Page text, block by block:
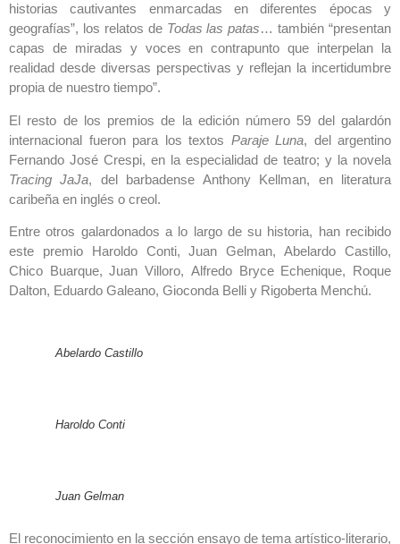
historias cautivantes enmarcadas en diferentes épocas y
geografías”, los relatos de Todas las patas… también “presentan
capas de miradas y voces en contrapunto que interpelan la
realidad desde diversas perspectivas y reflejan la incertidumbre
propia de nuestro tiempo”.
El resto de los premios de la edición número 59 del galardón
internacional fueron para los textos Paraje Luna, del argentino
Fernando José Crespi, en la especialidad de teatro; y la novela
Tracing JaJa, del barbadense Anthony Kellman, en literatura
caribeña en inglés o creol.
Entre otros galardonados a lo largo de su historia, han recibido
este premio Haroldo Conti, Juan Gelman, Abelardo Castillo,
Chico Buarque, Juan Villoro, Alfredo Bryce Echenique, Roque
Dalton, Eduardo Galeano, Gioconda Belli y Rigoberta Menchú.
Abelardo Castillo
Haroldo Conti
Juan Gelman
El reconocimiento en la sección ensayo de tema artístico-literario,